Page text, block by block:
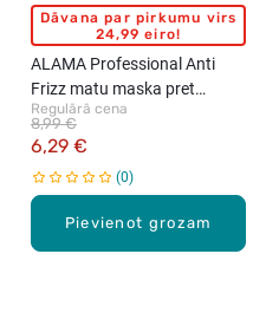
Pievienot grozam
Dāvana par pirkumu virs
24,99 eiro!
ALAMA Professional Anti
Frizz matu maska pret
pūkošanos, 500ml
Regulārā cena
6,29 €
8,99 €
0